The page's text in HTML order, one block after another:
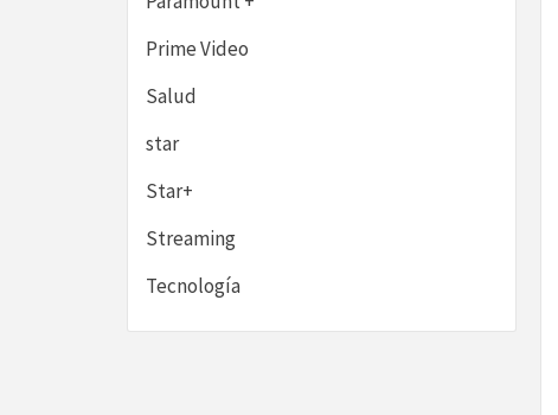
Prime Video
Salud
star
Star+
Streaming
Tecnología